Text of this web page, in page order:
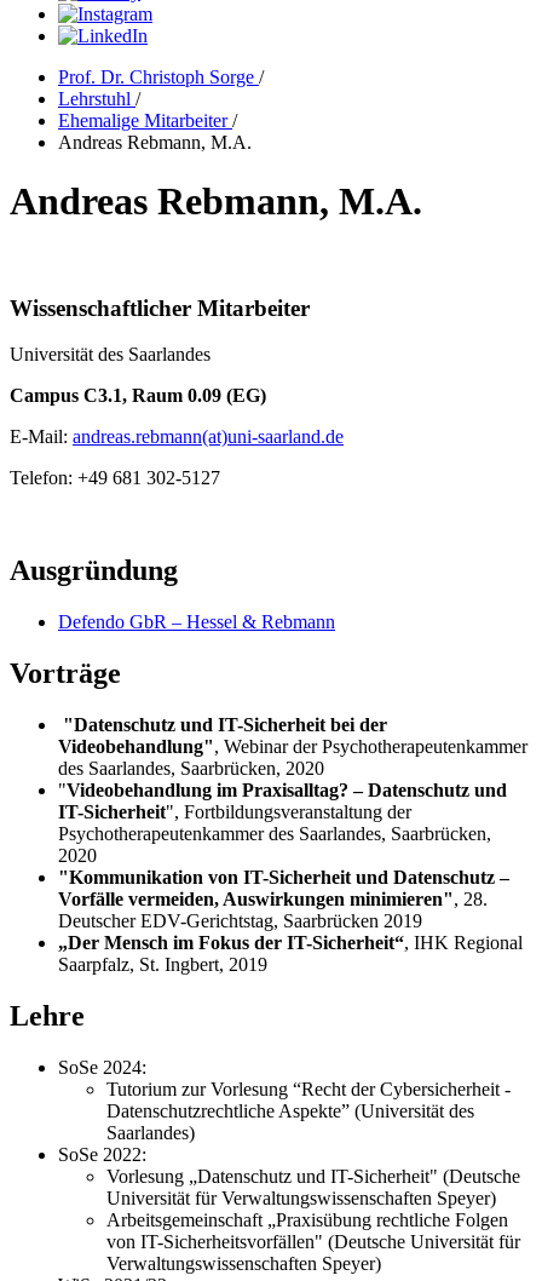
Prof. Dr. Christoph Sorge /
Lehrstuhl /
Ehemalige Mitarbeiter/
Andreas Rebmann, M.A.
Andreas Rebmann, M.A.
Wissenschaftlicher Mitarbeiter
Universität des Saarlandes
Campus C3.1, Raum 0.09 (EG)
E-Mail: andreas.rebmann(at)uni-saarland.de
Telefon: +49 681 302-5127
Ausgründung
Defendo GbR – Hessel & Rebmann
Vorträge
"Datenschutz und IT-Sicherheit bei der
Videobehandlung", Webinar der Psychotherapeutenkammer
des Saarlandes, Saarbrücken, 2020
"Videobehandlung im Praxisalltag? – Datenschutz und
IT-Sicherheit", Fortbildungsveranstaltung der
Psychotherapeutenkammer des Saarlandes, Saarbrücken,
2020
"Kommunikation von IT-Sicherheit und Datenschutz –
Vorfälle vermeiden, Auswirkungen minimieren", 28.
Deutscher EDV-Gerichtstag, Saarbrücken 2019
„Der Mensch im Fokus der IT-Sicherheit“, IHK Regional
Saarpfalz, St. Ingbert, 2019
Lehre
SoSe 2024:
Tutorium zur Vorlesung “Recht der Cybersicherheit -
Datenschutzrechtliche Aspekte” (Universität des
Saarlandes)
SoSe 2022:
Vorlesung „Datenschutz und IT-Sicherheit" (Deutsche
Universität für Verwaltungswissenschaften Speyer)
Arbeitsgemeinschaft „Praxisübung rechtliche Folgen
von IT-Sicherheitsvorfällen" (Deutsche Universität für
Verwaltungswissenschaften Speyer)